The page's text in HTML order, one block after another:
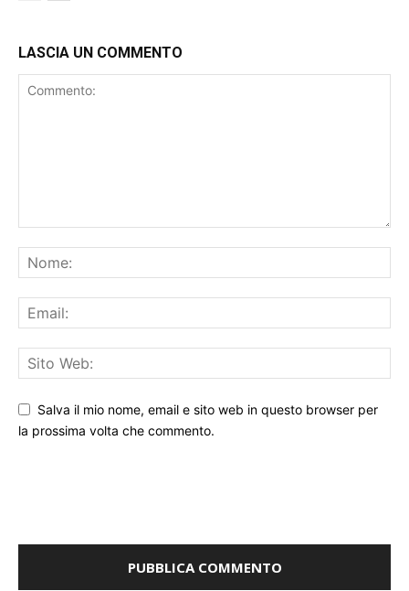
LASCIA UN COMMENTO
Salva il mio nome, email e sito web in questo browser per
la prossima volta che commento.